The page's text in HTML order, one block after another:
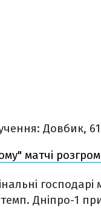
Довбик,
матчі
господарі
Дніпро-1